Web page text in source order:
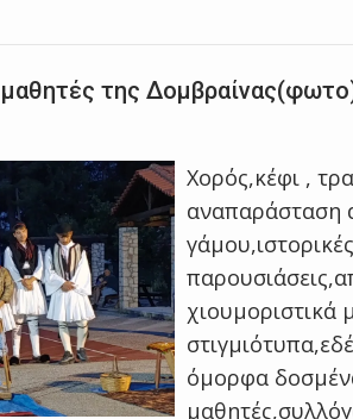
της
Χορός,κέφι ,
αναπαράσταση
γάμου,ιστορικές
χιουμοριστικά
όμορφα